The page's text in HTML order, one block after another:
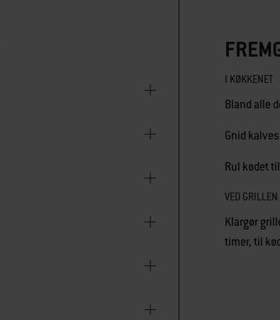
I KØKKENET
Bland alle
Gnid
Rul kødet
VED GRILLEN
Klargør
timer, til